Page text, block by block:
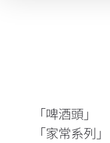
「啤酒頭」
「家常系列」